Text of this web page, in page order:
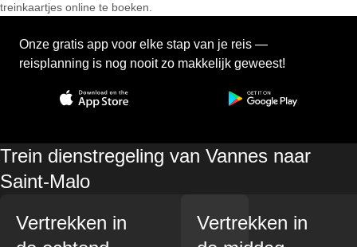
treinkaartjes online te boeken.
Onze gratis app voor elke stap van je reis —
reisplanning is nog nooit zo makkelijk geweest!
Trein dienstregeling van Vannes naar
Saint-Malo
Vertrekken in
Vertrekken in